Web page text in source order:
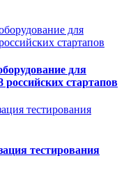
для
стартапов
тестирования